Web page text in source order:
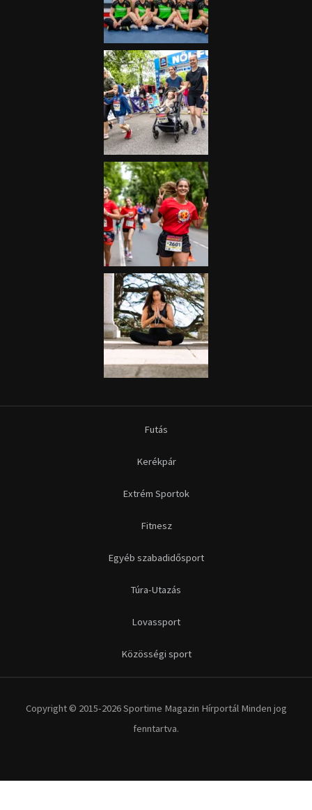
Futás
Kerékpár
Extrém Sportok
Fitnesz
Egyéb szabadidősport
Túra-Utazás
Lovassport
Közösségi sport
Copyright © 2015-2026 Sportime Magazin Hírportál Minden jog
fenntartva.